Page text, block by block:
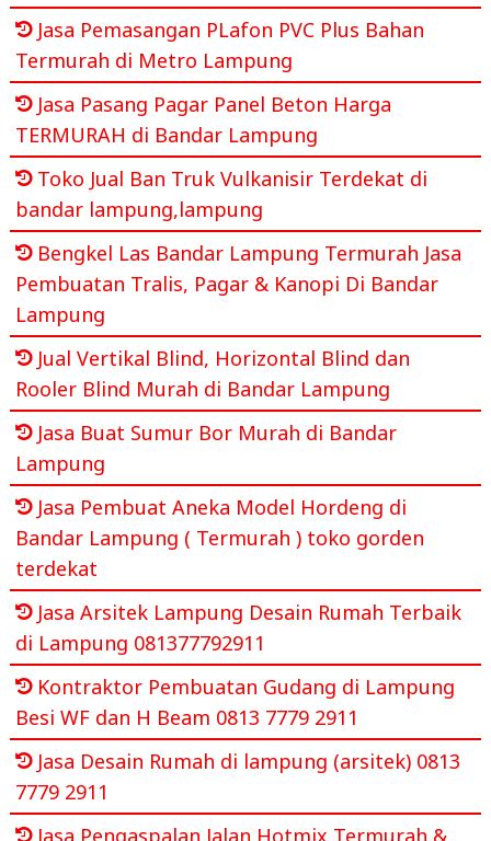
Jasa Pemasangan PLafon PVC Plus Bahan
Termurah di Metro Lampung
Jasa Pasang Pagar Panel Beton Harga
TERMURAH di Bandar Lampung
Toko Jual Ban Truk Vulkanisir Terdekat di
bandar lampung,lampung
Bengkel Las Bandar Lampung Termurah Jasa
Pembuatan Tralis, Pagar & Kanopi Di Bandar
Lampung
Jual Vertikal Blind, Horizontal Blind dan
Rooler Blind Murah di Bandar Lampung
Jasa Buat Sumur Bor Murah di Bandar
Lampung
Jasa Pembuat Aneka Model Hordeng di
Bandar Lampung ( Termurah ) toko gorden
terdekat
Jasa Arsitek Lampung Desain Rumah Terbaik
di Lampung 081377792911
Kontraktor Pembuatan Gudang di Lampung
Besi WF dan H Beam 0813 7779 2911
Jasa Desain Rumah di lampung (arsitek) 0813
7779 2911
Jasa Pengaspalan Jalan Hotmix Termurah &